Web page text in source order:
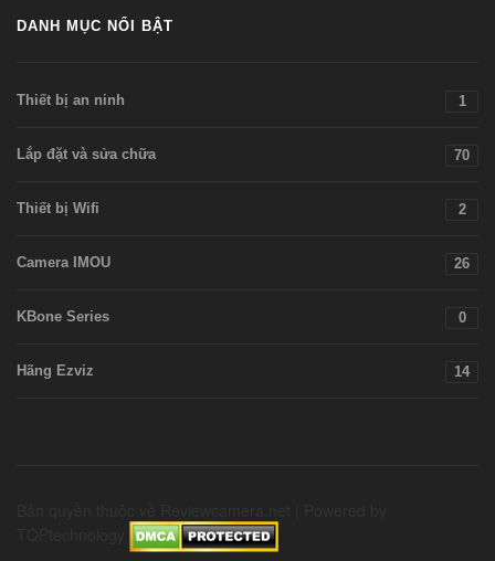
DANH MỤC NỔI BẬT
Thiết bị an ninh 1
Lắp đặt và sửa chữa 70
Thiết bị Wifi 2
Camera IMOU 26
KBone Series 0
Hãng Ezviz 14